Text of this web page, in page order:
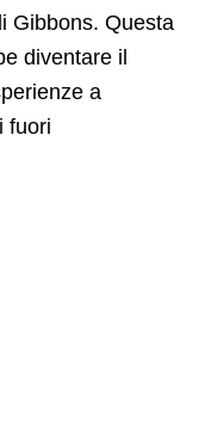
Gibbons. Questa
diventare il
a
fuori